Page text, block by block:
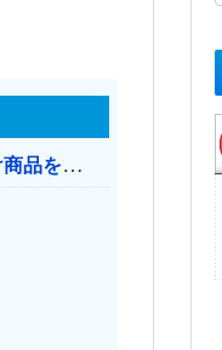
【消費税率1％】 「下げるのが筋なんですけど…」消費減税で値下がりする分と同じだけ商品を値上げして店頭価格を変えない店も